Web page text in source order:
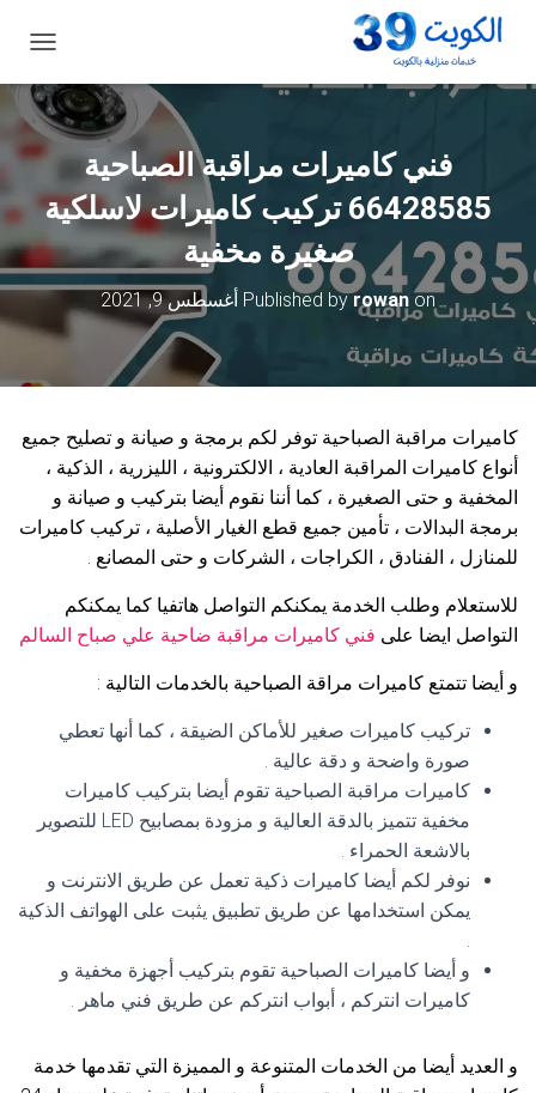
ب
د
ي
ل
ن
ق
ل
فني كاميرات مراقبة الصباحية
66428585 تركيب كاميرات لاسلكية
صغيرة مخفية
Published byrowan on أغسطس 9, 2021
كاميرات مراقبة الصباحية توفر لكم برمجة و صيانة و تصليح جميع
أنواع كاميرات المراقبة العادية ، الالكترونية ، الليزرية ، الذكية ،
المخفية و حتى الصغيرة ، كما أننا نقوم أيضا بتركيب و صيانة و
برمجة البدالات ، تأمين جميع قطع الغيار الأصلية ، تركيب كاميرات
للمنازل ، الفنادق ، الكراجات ، الشركات و حتى المصانع .
للاستعلام وطلب الخدمة يمكنكم التواصل هاتفيا كما يمكنكم
التواصل ايضا على فني كاميرات مراقبة ضاحية علي صباح السالم
و أيضا تتمتع كاميرات مراقة الصباحية بالخدمات التالية :
تركيب كاميرات صغير للأماكن الضيقة ، كما أنها تعطي
صورة واضحة و دقة عالية .
كاميرات مراقبة الصباحية تقوم أيضا بتركيب كاميرات
مخفية تتميز بالدقة العالية و مزودة بمصابيح LED للتصوير
بالاشعة الحمراء .
نوفر لكم أيضا كاميرات ذكية تعمل عن طريق الانترنت و
يمكن استخدامها عن طريق تطبيق يثبت على الهواتف الذكية
.
و أيضا كاميرات الصباحية تقوم بتركيب أجهزة مخفية و
كاميرات انتركم ، أبواب انتركم عن طريق فني ماهر .
و العديد أيضا من الخدمات المتنوعة و المميزة التي تقدمها خدمة